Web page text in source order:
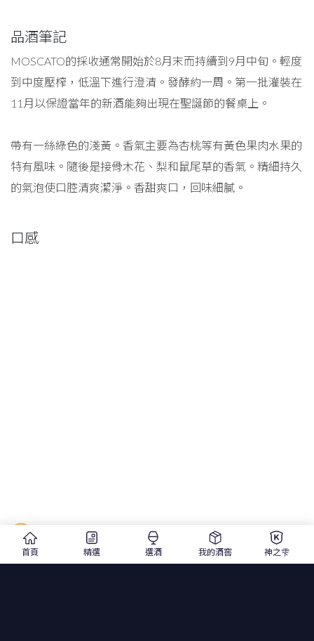
品酒筆記
MOSCATO的採收通常開始於8月末而持續到9月中旬。輕度
到中度壓榨，低溫下進行澄清。發酵約一周。第一批灌裝在
11月以保證當年的新酒能夠出現在聖誕節的餐桌上。
帶有一絲綠色的淺黃。香氣主要為杏桃等有黃色果肉水果的
特有風味。隨後是接骨木花、梨和鼠尾草的香氣。精細持久
的氣泡使口腔清爽潔淨。香甜爽口，回味細膩。
口感
熱帶水果 - 杏桃、梨子
首頁 精選 選酒 我的酒窖 神之雫